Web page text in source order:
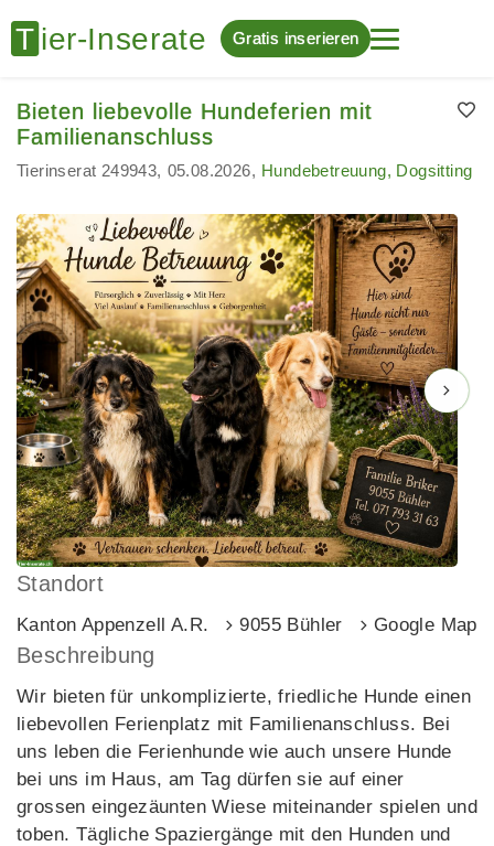
Gratis inserieren
Bieten liebevolle Hundeferien mit
Familienanschluss
Tierinserat 249943 05.08.2026 Hundebetreuung, Dogsitting
Standort
Kanton Appenzell A.R. 9055 Bühler Google Maps
Beschreibung
Wir bieten für unkomplizierte, friedliche Hunde einen
liebevollen Ferienplatz mit Familienanschluss. Bei
uns leben die Ferienhunde wie auch unsere Hunde
bei uns im Haus, am Tag dürfen sie auf einer
grossen eingezäunten Wiese miteinander spielen und
toben. Tägliche Spaziergänge mit den Hunden und